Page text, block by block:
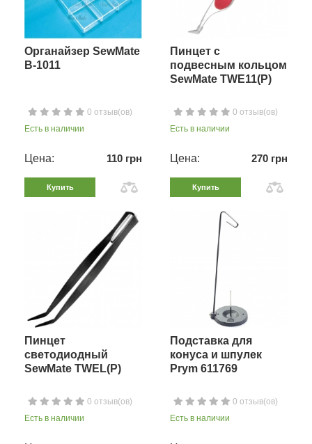
Органайзер SewMate
B-1011
0 отзыв(ов)
Есть в наличии
Цена: 110 грн
Купить
Пинцет с
подвесным кольцом
SewMate TWE11(P)
0 отзыв(ов)
Есть в наличии
Цена: 270 грн
Купить
Пинцет
светодиодный
SewMate TWEL(P)
0 отзыв(ов)
Есть в наличии
Подставка для
конуса и шпулек
Prym 611769
0 отзыв(ов)
Есть в наличии